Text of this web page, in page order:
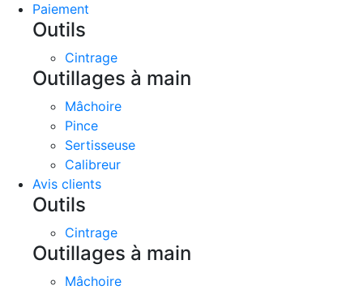
Paiement
Outils
Cintrage
Outillages à main
Mâchoire
Pince
Sertisseuse
Calibreur
Avis clients
Outils
Cintrage
Outillages à main
Mâchoire